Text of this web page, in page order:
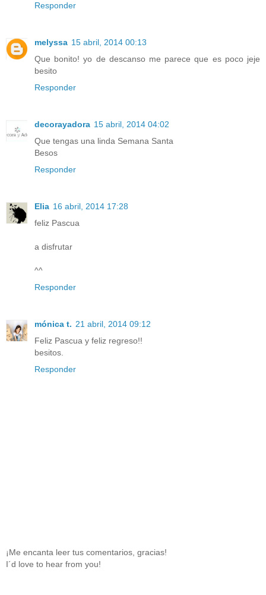
Responder
melyssa 15 abril, 2014 00:13
Que bonito! yo de descanso me parece que es poco jeje
besito
Responder
decorayadora 15 abril, 2014 04:02
Que tengas una linda Semana Santa
Besos
Responder
Elia 16 abril, 2014 17:28
feliz Pascua
a disfrutar
^^
Responder
mónica t. 21 abril, 2014 09:12
Feliz Pascua y feliz regreso!!
besitos.
Responder
¡Me encanta leer tus comentarios, gracias!
I´d love to hear from you!